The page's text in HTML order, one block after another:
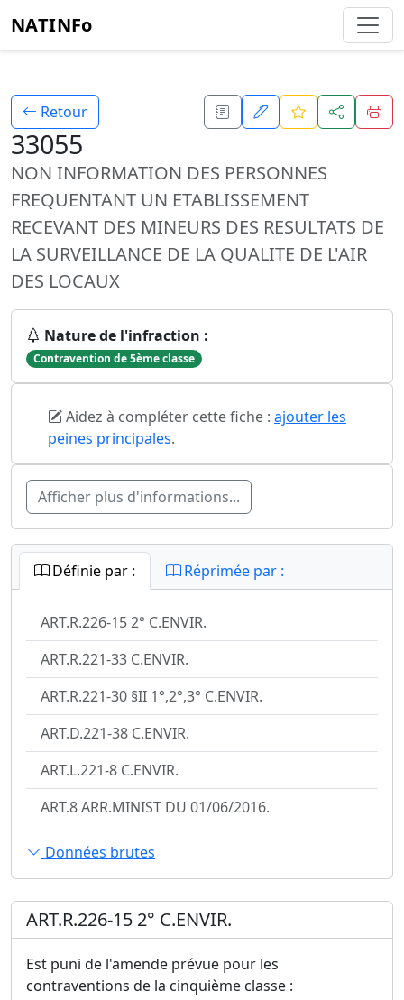
NATINFo
Retour
33055
NON INFORMATION DES PERSONNES
FREQUENTANT UN ETABLISSEMENT
RECEVANT DES MINEURS DES RESULTATS DE
LA SURVEILLANCE DE LA QUALITE DE L'AIR
DES LOCAUX
Nature de l'infraction :
Contravention de 5ème classe
Aidez à compléter cette fiche : ajouter les
peines principales.
Afficher plus d'informations...
Définie par : Réprimée par :
ART.R.226-15 2° C.ENVIR.
ART.R.221-33 C.ENVIR.
ART.R.221-30 §II 1°,2°,3° C.ENVIR.
ART.D.221-38 C.ENVIR.
ART.L.221-8 C.ENVIR.
ART.8 ARR.MINIST DU 01/06/2016.
Données brutes
ART.R.226-15 2° C.ENVIR.
Est puni de l'amende prévue pour les
contraventions de la cinquième classe :